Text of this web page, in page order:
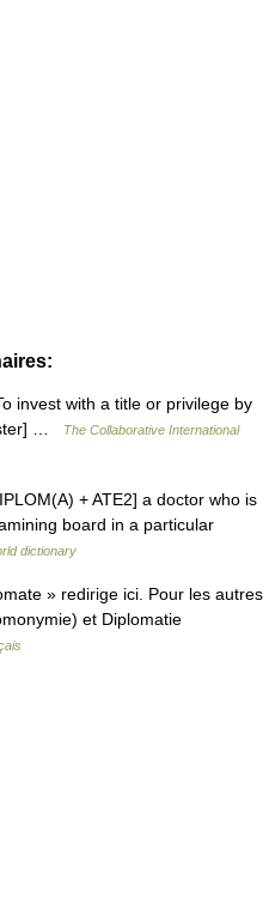
invest with a title or privilege by
…
The Collaborative International
+ ATE2] a doctor who is
board in a particular
dictionary
» redirige ici. Pour les autres
et Diplomatie